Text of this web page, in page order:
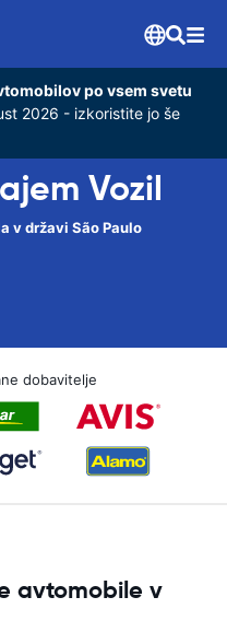
po vsem svetu
2026 - izkoristite jo še
Vozil
v državi São Paulo
dobavitelje
avtomobile v